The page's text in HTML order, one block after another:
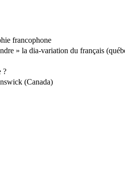
francophone
» la dia-variation du français
?
(Canada)